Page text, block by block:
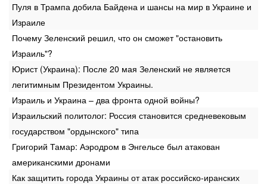
Пуля в Трампа добила Байдена и шансы на мир в Украине и
Израиле
Почему Зеленский решил, что он сможет "остановить
Израиль"?
Юрист (Украина): После 20 мая Зеленский не является
легитимным Президентом Украины.
Израиль и Украина – два фронта одной войны?
Израильский политолог: Россия становится средневековым
государством "ордынского" типа
Григорий Тамар: Аэродром в Энгельсе был атакован
американскими дронами
Как защитить города Украины от атак российско-иранских